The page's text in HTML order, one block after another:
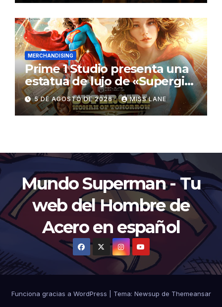
MERCHANDISING
Prime 1 Studio presenta una
estatua de lujo de «Supergirl:
La Mujer del Mañana»
5 DE AGOSTO DE 2026 MISS LANE
Mundo Superman - Tu
web del Hombre de
Acero en español
Funciona gracias a WordPress Tema: Newsup de Themeansar